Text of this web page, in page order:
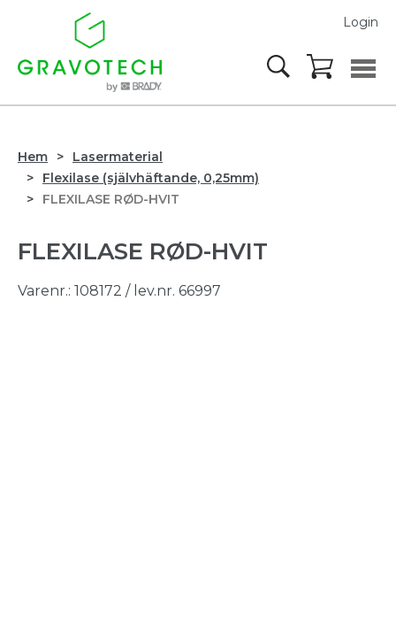
Login
Hem
Lasermaterial
Flexilase (självhäftande, 0,25mm)
FLEXILASE RØD-HVIT
FLEXILASE RØD-HVIT
Varenr.: 108172 / lev.nr. 66997